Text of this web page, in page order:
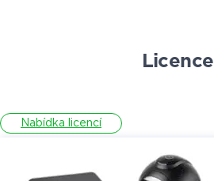
Licence
Nabídka licencí